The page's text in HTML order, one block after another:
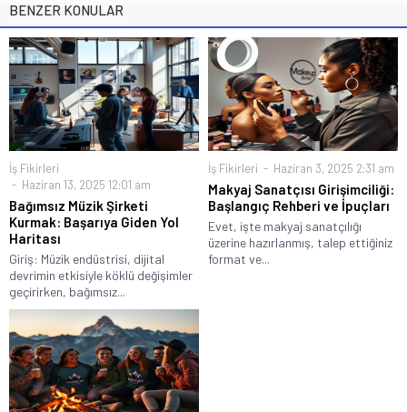
BENZER KONULAR
İş Fikirleri
Haziran 13, 2025 12:01 am
Bağımsız Müzik Şirketi
Kurmak: Başarıya Giden Yol
Haritası
Giriş: Müzik endüstrisi, dijital
devrimin etkisiyle köklü değişimler
geçirirken, bağımsız...
İş Fikirleri Haziran 3, 2025 2:31 am
Makyaj Sanatçısı Girişimciliği:
Başlangıç Rehberi ve İpuçları
Evet, işte makyaj sanatçılığı
üzerine hazırlanmış, talep ettiğiniz
format ve...